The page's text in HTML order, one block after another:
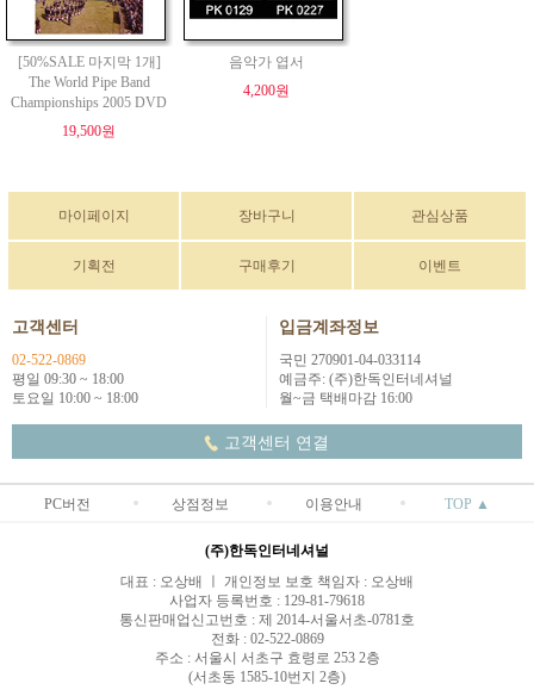
[50%SALE 마지막 1개]
The World Pipe Band
Championships 2005 DVD
19,500원
음악가 엽서
4,200원
마이페이지 장바구니 관심상품
기획전 구매후기 이벤트
고객센터
02-522-0869
평일 09:30 ~ 18:00
토요일 10:00 ~ 18:00
입금계좌정보
국민 270901-04-033114
예금주: (주)한독인터네셔널
월~금 택배마감 16:00
고객센터 연결
PC버전 상점정보 이용안내 TOP ▲
(주)한독인터네셔널
대표 : 오상배 ㅣ 개인정보 보호 책임자 : 오상배
사업자 등록번호 : 129-81-79618
통신판매업신고번호 : 제 2014-서울서초-0781호
전화 : 02-522-0869
주소 : 서울시 서초구 효령로 253 2층
(서초동 1585-10번지 2층)